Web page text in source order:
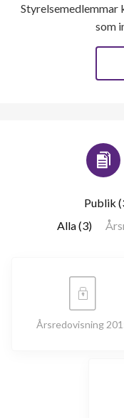
Styrelsemedlemmar
som
Publik
Alla (3)
Årsredovisning